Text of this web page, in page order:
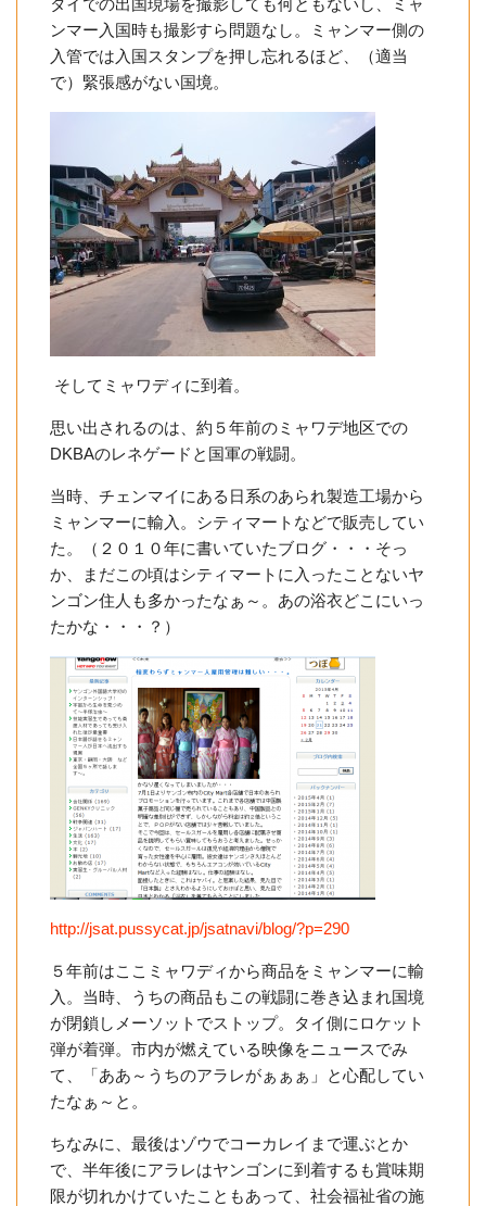
ンマー入国時も撮影すら問題なし。ミャンマー側の
入管では入国スタンプを押し忘れるほど、（適当
で）緊張感がない国境。
そしてミャワディに到着。
思い出されるのは、約５年前のミャワデ地区での
DKBAのレネゲードと国軍の戦闘。
当時、チェンマイにある日系のあられ製造工場から
ミャンマーに輸入。シティマートなどで販売してい
た。（２０１０年に書いていたブログ・・・そっ
か、まだこの頃はシティマートに入ったことないヤ
ンゴン住人も多かったなぁ～。あの浴衣どこにいっ
たかな・・・？）
http://jsat.pussycat.jp/jsatnavi/blog/?p=290
５年前はここミャワディから商品をミャンマーに輸
入。当時、うちの商品もこの戦闘に巻き込まれ国境
が閉鎖しメーソットでストップ。タイ側にロケット
弾が着弾。市内が燃えている映像をニュースでみ
て、「ああ～うちのアラレがぁぁぁ」と心配してい
たなぁ～と。
ちなみに、最後はゾウでコーカレイまで運ぶとか
で、半年後にアラレはヤンゴンに到着するも賞味期
限が切れかけていたこともあって、社会福祉省の施